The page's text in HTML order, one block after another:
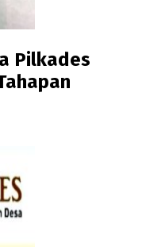
Pilkades